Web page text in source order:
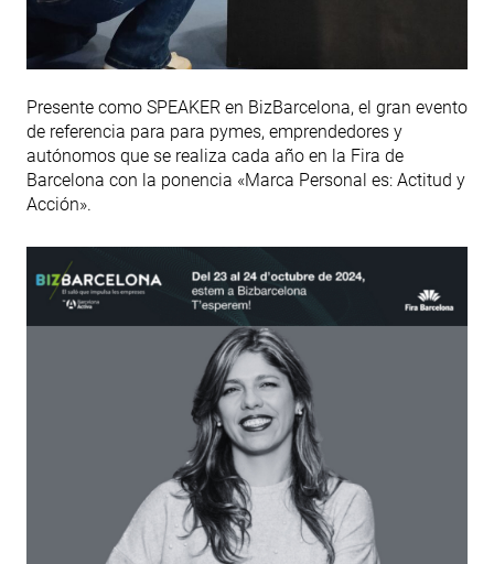
Presente como SPEAKER en BizBarcelona, el gran evento
de referencia para para pymes, emprendedores y
autónomos que se realiza cada año en la Fira de
Barcelona con la ponencia «Marca Personal es: Actitud y
Acción».